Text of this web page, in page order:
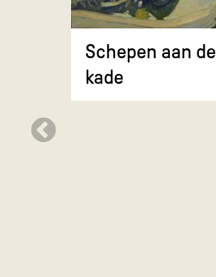
Schepen aan de
kade